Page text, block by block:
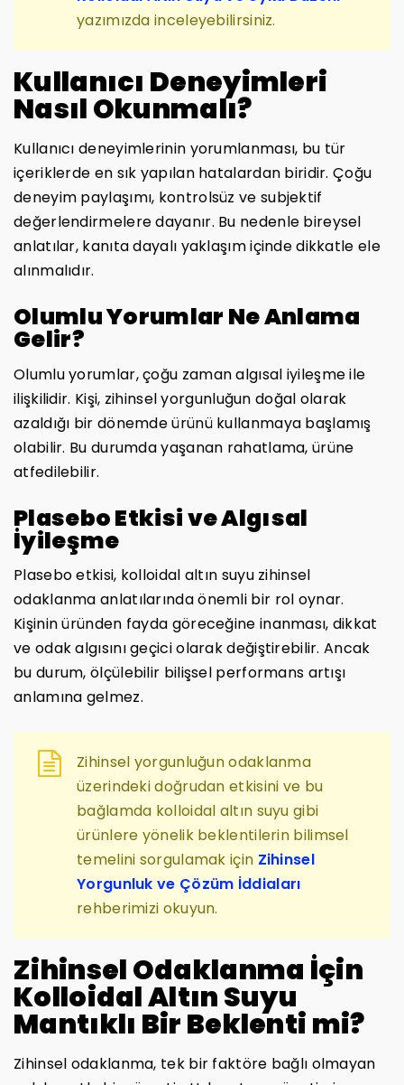
yazımızda inceleyebilirsiniz.
Kullanıcı Deneyimleri
Nasıl Okunmalı?
Kullanıcı deneyimlerinin yorumlanması, bu tür
içeriklerde en sık yapılan hatalardan biridir. Çoğu
deneyim paylaşımı, kontrolsüz ve subjektif
değerlendirmelere dayanır. Bu nedenle bireysel
anlatılar, kanıta dayalı yaklaşım içinde dikkatle ele
alınmalıdır.
Olumlu Yorumlar Ne Anlama
Gelir?
Olumlu yorumlar, çoğu zaman algısal iyileşme ile
ilişkilidir. Kişi, zihinsel yorgunluğun doğal olarak
azaldığı bir dönemde ürünü kullanmaya başlamış
olabilir. Bu durumda yaşanan rahatlama, ürüne
atfedilebilir.
Plasebo Etkisi ve Algısal
İyileşme
Plasebo etkisi, kolloidal altın suyu zihinsel
odaklanma anlatılarında önemli bir rol oynar.
Kişinin üründen fayda göreceğine inanması, dikkat
ve odak algısını geçici olarak değiştirebilir. Ancak
bu durum, ölçülebilir bilişsel performans artışı
anlamına gelmez.
Zihinsel yorgunluğun odaklanma
üzerindeki doğrudan etkisini ve bu
bağlamda kolloidal altın suyu gibi
ürünlere yönelik beklentilerin bilimsel
temelini sorgulamak için Zihinsel
Yorgunluk ve Çözüm İddiaları
rehberimizi okuyun.
Zihinsel Odaklanma İçin
Kolloidal Altın Suyu
Mantıklı Bir Beklenti mi?
Zihinsel odaklanma, tek bir faktöre bağlı olmayan